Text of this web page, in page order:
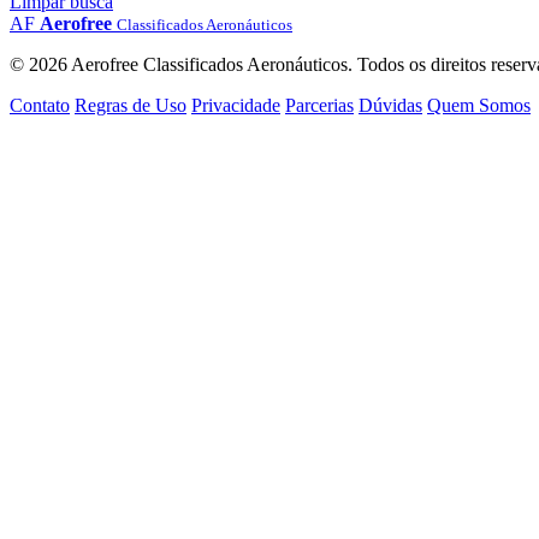
AF Aerofree Classificados Aeronáuticos
© 2026 Aerofree Classificados Aeronáuticos. Todos os direitos
Contato Regras de Uso Privacidade Parcerias Dúvidas Quem Somos